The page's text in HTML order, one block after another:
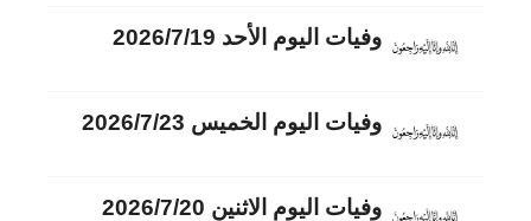
وفيات اليوم الأحد 2026/7/19
وفيات اليوم الخميس 2026/7/23
وفيات اليوم الاثنين 2026/7/20